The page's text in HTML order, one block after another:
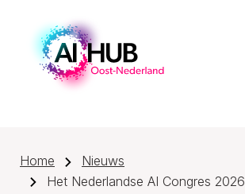
Home
Nieuws
Het Nederlandse AI Congres 2026